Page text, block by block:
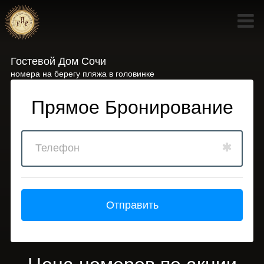
Гостевой Дом Сочи
номера на берегу пляжа в головинке
Прямое Бронирование
Отправить